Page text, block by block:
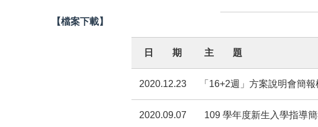
【檔案下載】
日 期 主 題
2020.12.23 「16+2週」方案說明會簡報
2020.09.07 109 學年度新生入學指導簡